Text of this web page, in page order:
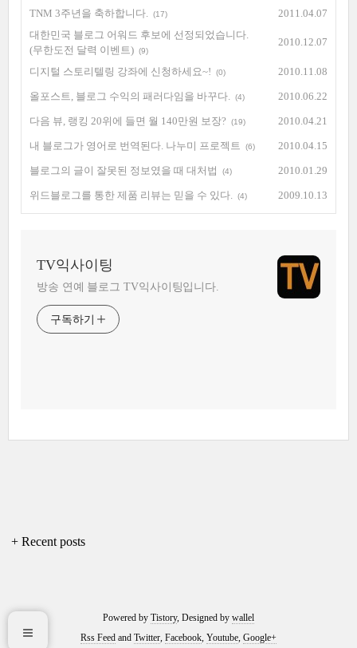
TNM 3주년을 축하합니다. (17)
2011.04.07
대한민국 블로그 어워드 후보에 선정되었습니다.
(무한도전 달력 이벤트) (9)
2010.12.07
디지털 스토리텔링 강좌에 신청하세요~! (0) 2010.11.08
올포스트, 블로그 수익의 패러다임을 바꾸다. (4) 2010.06.22
다음 뷰, 랭킹 20위에 들면 월 140만원 보장? (19) 2010.04.21
내 블로그가 영어로 번역된다. 나누미 프로젝트 (6) 2010.04.15
블로그의 글이 잘못된 정보였을 때 대처법 (4) 2010.01.29
위드블로그를 통한 제품 리뷰는 믿을 수 있다. (4) 2009.10.13
TV익사이팅
방송 연예 블로그 TV익사이팅입니다.
구독하기
+ Recent posts
Powered by Tistory, Designed by wallel
Rss Feed and Twitter, Facebook, Youtube, Google+